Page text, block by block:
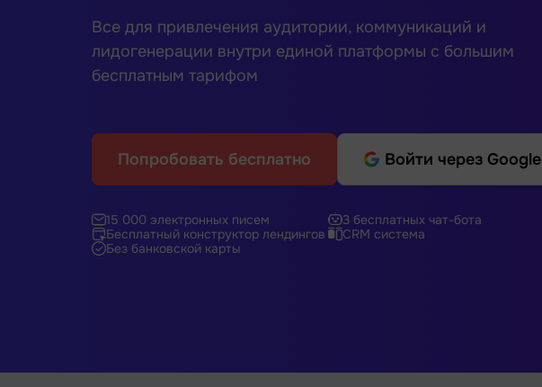
Все для привлечения аудитории, коммуникаций и
лидогенерации внутри единой платформы с большим
бесплатным тарифом
Попробовать бесплатно Войти через Google
15 000 электронных писем
3 бесплатных чат-бота
Бесплатный конструктор лендингов
CRM система
Без банковской карты